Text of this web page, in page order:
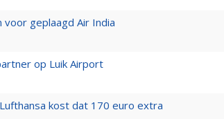
geplaagd Air India
op Luik Airport
kost dat 170 euro extra